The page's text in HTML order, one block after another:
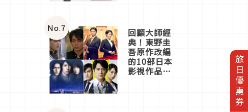
旅日優惠券
No.7 回顧大師經
典！東野圭
吾原作改編
的10部日本
影視作品推